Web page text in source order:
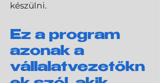
készülni.
Ez a program
azonak a
vállalatvezetőkn